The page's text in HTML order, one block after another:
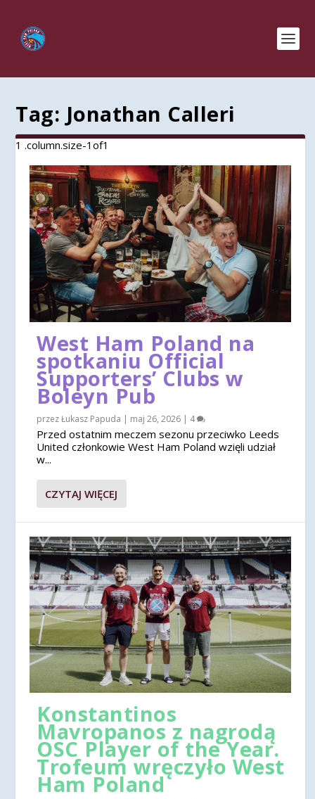
Tag: Jonathan Calleri
West Ham Poland na
spotkaniu Official
Supporters’ Clubs w
Boleyn Pub
przezŁukasz Papuda | maj 26, 2026 | 4
Przed ostatnim meczem sezonu przeciwko Leeds
United członkowie West Ham Poland wzięli udział
w...
CZYTAJ WIĘCEJ
Konstantinos
Mavropanos z nagrodą
OSC Player of the Year.
Trofeum wręczyło West
Ham Poland